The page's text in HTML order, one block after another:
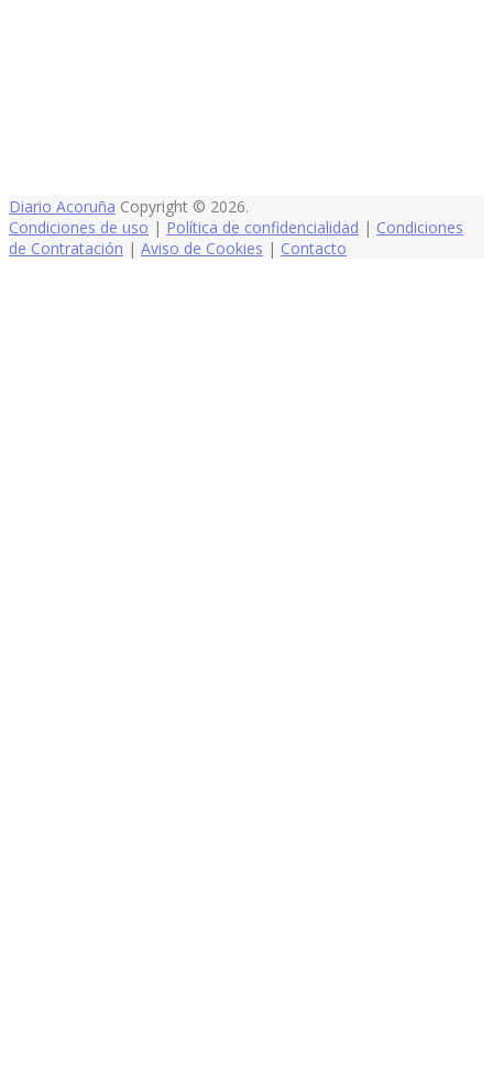
Diario Acoruña Copyright © 2026.
Condiciones de uso | Política de confidencialidad | Condiciones
de Contratación | Aviso de Cookies | Contacto